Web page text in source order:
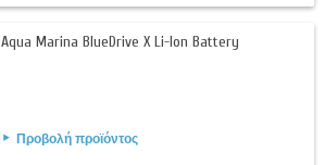
Aqua Marina BlueDrive X Li-Ion Battery
Προβολή προϊόντος